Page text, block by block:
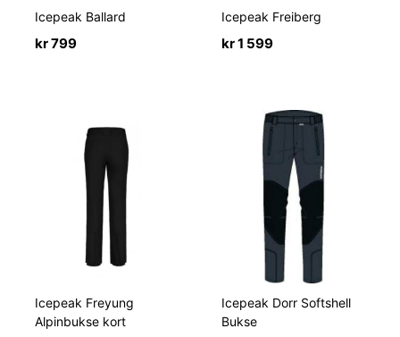
Icepeak Ballard
kr799
Icepeak Freiberg
kr1 599
Icepeak Freyung
Alpinbukse kort
Icepeak Dorr Softshell
Bukse